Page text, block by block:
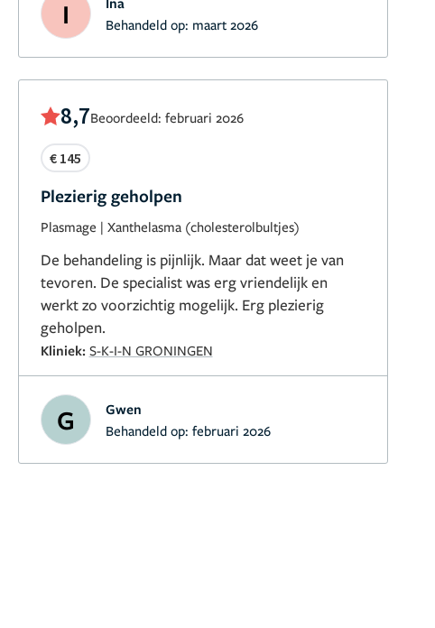
I
Behandeld op: maart 2026
8,7Beoordeeld: februari 2026
€ 145
Plezierig geholpen
Plasmage | Xanthelasma (cholesterolbultjes)
De behandeling is pijnlijk. Maar dat weet je van
tevoren. De specialist was erg vriendelijk en
werkt zo voorzichtig mogelijk. Erg plezierig
geholpen.
Kliniek: S-K-I-N GRONINGEN
G
Gwen
Behandeld op: februari 2026